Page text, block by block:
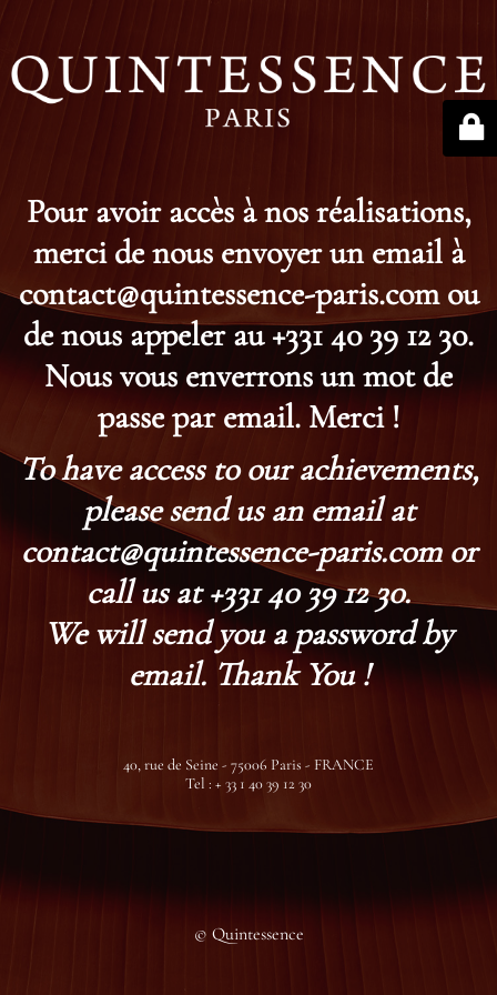
Pour avoir accès à nos réalisations,
merci de nous envoyer un email à
contact@quintessence-paris.com ou
de nous appeler au +331 40 39 12 30.
Nous vous enverrons un mot de
passe par email. Merci !
To have access to our achievements,
please send us an email at
contact@quintessence-paris.com or
call us at +331 40 39 12 30.
We will send you a password by
email. Thank You !
40, rue de Seine - 75006 Paris - FRANCE
Tel : + 33 1 40 39 12 30
© Quintessence